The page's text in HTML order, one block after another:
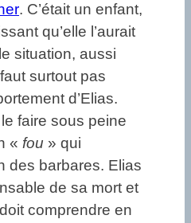
. C’était un enfant,
qu’elle l’aurait
situation, aussi
surtout pas
d’Elias.
faire sous peine
« fou » qui
des barbares. Elias
de sa mort et
comprendre en